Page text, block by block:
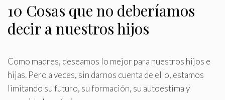
10 Cosas que no deberíamos
decir a nuestros hijos
Como madres, deseamos lo mejor para nuestros hijos e
hijas. Pero a veces, sin darnos cuenta de ello, estamos
limitando su futuro, su formación, su autoestima y